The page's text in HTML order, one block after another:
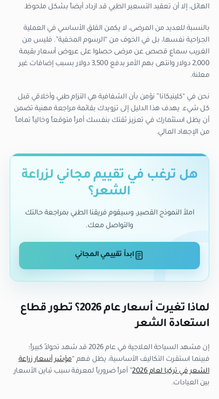
الهائل، إلا أن تعقيد التسعير الطبي قد ازداد أيضاً بشكل ملحوظ.
بالنسبة للعديد من المرضى، لا يكمن القلق الأساسي في العملية
الجراحية نفسها، بل في الخوف من “الرسوم المخفية”. فليس من
الغريب سماع قصص عن مرضى حصلوا على عروض أسعار بقيمة
2,000 دولار وانتهى بهم الأمر بدفع 3,500 دولار بسبب إضافات غير
معلنة.
نحن في “كلينيكانا” نؤمن بأن الشفافية هي التزام طبي وأخلاقي قبل
كل شيء. يهدف هذا الدليل إلى تزويدك بقائمة مراجعة مهنية تضمن
أن يظل استثمارك في تعزيز ثقتك بنفسك أمراً متوقعاً وخالياً تماماً
من الإجهاد المالي.
هل ترغب في تقييم مجاني لزراعة
الشعر؟
املأ النموذج القصير، وسيقوم فريقنا الطبي بمراجعة حالتك
والتواصل معك.
ابدأ تقييمي المجاني
لماذا تغيرت أسعار عام 2026؟ تطور قطاع
استعادة الشعر
إن مشهد السياحة العلاجية في عام 2026 قد شهد تحولاً كبيراً؛
فبينما استقرت التكاليف الأساسية، يظل فهم “مؤشر أسعار زراعة
الشعر في تركيا لعام 2026
” أمراً ضرورياً لمعرفة سبب تباين الأسعار
بين العيادات.